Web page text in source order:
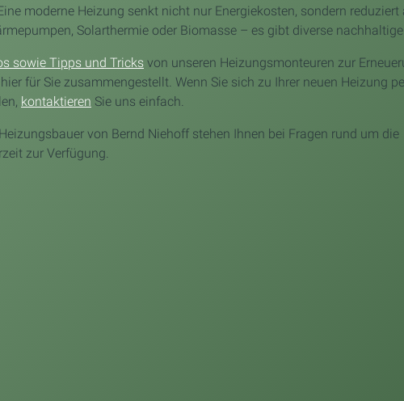
moderne Heizung senkt nicht nur Energiekosten, sondern reduziert
Solarthermie oder Biomasse – es gibt diverse
sowie Tipps und Tricks von unseren Heizungsmonteuren zur
für Sie zusammengestellt. Wenn Sie sich zu Ihrer neuen Heizung
kontaktieren Sie uns einfach.
von Bernd Niehoff stehen Ihnen bei Fragen rund um die
zur Verfügung.